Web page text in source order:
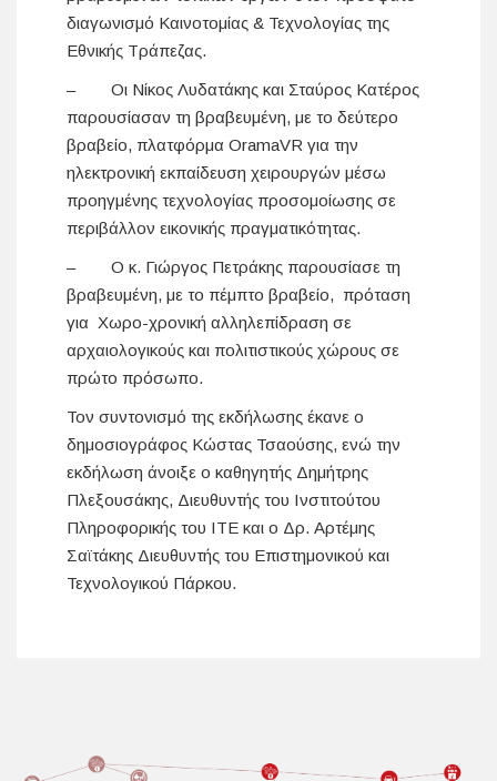
διαγωνισμό Καινοτομίας & Τεχνολογίας της
Εθνικής Τράπεζας.
– Οι Νίκος Λυδατάκης και Σταύρος Κατέρος
παρουσίασαν τη βραβευμένη, με το δεύτερο
βραβείο, πλατφόρμα OramaVR για την
ηλεκτρονική εκπαίδευση χειρουργών μέσω
προηγμένης τεχνολογίας προσομοίωσης σε
περιβάλλον εικονικής πραγματικότητας.
– Ο κ. Γιώργος Πετράκης παρουσίασε τη
βραβευμένη, με το πέμπτο βραβείο, πρόταση
για Χωρο-χρονική αλληλεπίδραση σε
αρχαιολογικούς και πολιτιστικούς χώρους σε
πρώτο πρόσωπο.
Τον συντονισμό της εκδήλωσης έκανε ο
δημοσιογράφος Κώστας Τσαούσης, ενώ την
εκδήλωση άνοιξε ο καθηγητής Δημήτρης
Πλεξουσάκης, Διευθυντής του Ινστιτούτου
Πληροφορικής του ΙΤΕ και ο Δρ. Αρτέμης
Σαϊτάκης Διευθυντής του Επιστημονικού και
Τεχνολογικού Πάρκου.